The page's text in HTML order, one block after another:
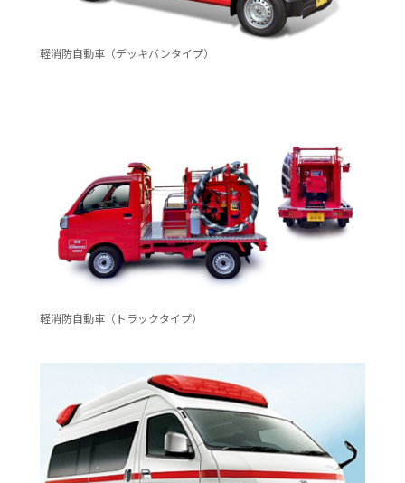
医療・介護保険
個人賠償責任保険
風水雪災等による損害を補償する損害保険
所在地（本部・支部）
損害保険お役立ち情報
保険金の支払状況（第三分野）
会員会社等一覧
アジャスター試験
医療研修
交通事故医療研究助成
刊行物・報告書
協会ニュースリリース
会員各社ニュースリリース
協会からのお知らせ
協会各地の活動
相談・通報等窓口トップ
損害保険の相談窓口
自然災害損保契約のご照会
他の紛争解決機関等
通報等窓口
English
軽消防自動車（デッキバンタイプ）
軽消防自動車（トラックタイプ）